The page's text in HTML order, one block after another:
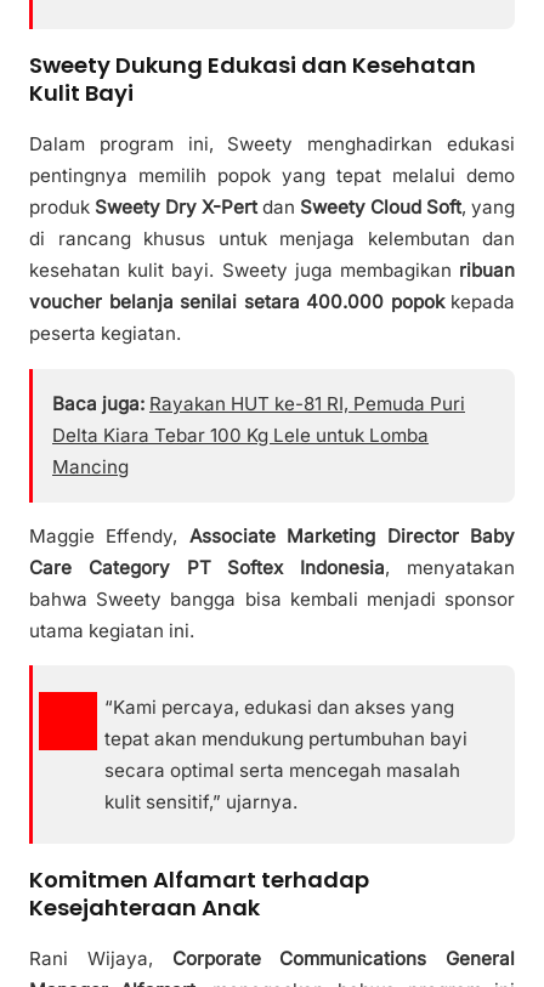
Sweety Dukung Edukasi dan Kesehatan
Kulit Bayi
Dalam program ini, Sweety menghadirkan edukasi
pentingnya memilih popok yang tepat melalui demo
produk Sweety Dry X-Pertdan Sweety Cloud Soft, yang
di rancang khusus untuk menjaga kelembutan dan
kesehatan kulit bayi. Sweety juga membagikan ribuan
voucher belanja senilai setara 400.000 popokkepada
peserta kegiatan.
Baca juga: Rayakan HUT ke-81 RI, Pemuda Puri
Delta Kiara Tebar 100 Kg Lele untuk Lomba
Mancing
Maggie Effendy, Associate Marketing Director Baby
Care Category PT Softex Indonesia, menyatakan
bahwa Sweety bangga bisa kembali menjadi sponsor
utama kegiatan ini.
“Kami percaya, edukasi dan akses yang
tepat akan mendukung pertumbuhan bayi
secara optimal serta mencegah masalah
kulit sensitif,” ujarnya.
Komitmen Alfamart terhadap
Kesejahteraan Anak
Rani Wijaya, Corporate Communications General